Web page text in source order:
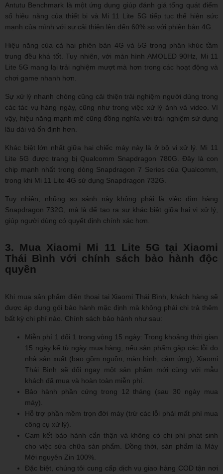
Antutu Benchmark là một ứng dụng giúp đánh giá tổng quát điểm
số hiệu năng của thiết bị và Mi 11 Lite 5G tiếp tục thể hiện sức
mạnh của mình với sự cải thiện lên đến 60% so với phiên bản 4G.
Hiệu năng của cả hai phiên bản 4G và 5G trong phân khúc tầm
trung đều khá tốt. Tuy nhiên, với màn hình AMOLED 90Hz, Mi 11
Lite 5G mang lại trải nghiệm mượt mà hơn trong các hoạt động và
chơi game nhanh hơn.
Sự xử lý nhanh chóng cũng cải thiện trải nghiệm người dùng trong
các tác vụ hàng ngày, cũng như trong việc xử lý ảnh và video. Vì
vậy, hiệu năng mạnh mẽ cũng đồng nghĩa với trải nghiệm sử dụng
lâu dài và ổn định hơn.
Khác biệt lớn nhất giữa hai chiếc máy này là ở bộ vi xử lý. Mi 11
Lite 5G được trang bị Qualcomm Snapdragon 780G. Đây là con
chip mạnh nhất trong dòng Snapdragon 7 Series của Qualcomm,
trong khi Mi 11 Lite 4G sử dụng Snapdragon 732G.
Tuy nhiên, những so sánh này không phải là việc dìm hàng
Snapdragon 732G, mà là để tạo ra sự khác biệt giữa hai vi xử lý,
giúp người dùng có quyết định chính xác hơn.
3. Mua Xiaomi Mi 11 Lite 5G tại Xiaomi
Thái Bình với chính sách bảo hành độc
quyền
Khi mua sản phẩm điện thoại tại Xiaomi Thái Bình, khách hàng sẽ
được áp dụng gói bảo hành mặc định mà không phải chi trả thêm
bất kỳ chi phí nào. Chính sách bảo hành như sau:
Miễn phí 1 đổi 1 trong vòng 15 ngày: Trong khoảng thời gian
15 ngày kể từ ngày mua hàng, nếu sản phẩm gặp các lỗi do
nhà sản xuất (bao gồm nguồn, màn hình, cảm ứng), Xiaomi
Thái Bình sẽ đổi ngay một sản phẩm mới cùng với mẫu
khách đã mua và hoàn toàn miễn phí.
Bảo hành phần cứng trong 12 tháng (sau 30 ngày mua
máy).
Hỗ trợ phần mềm trọn đời máy (trừ các lỗi phải mất phí mua
công cụ xử lý).
Cam kết bảo hành cẩn thận và không có chi phí phát sinh
cho việc sửa chữa sản phẩm. Đồng thời, sản phẩm là Máy
Mới nguyên Zin 100%.
Đặc biệt, chúng tôi cung cấp dịch vụ giao hàng COD tận nơi